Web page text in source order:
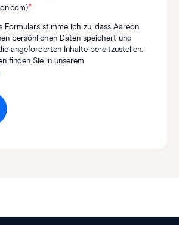
*
Formulars stimme ich zu, dass Aareon
persönlichen Daten speichert und
angeforderten Inhalte bereitzustellen.
finden Sie in unserem